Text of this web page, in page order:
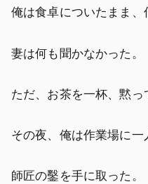
俺は食卓についたまま、
妻は何も聞かなかった。
ただ、お茶を一杯、黙っ
その夜、俺は作業場に一
師匠の鑿を手に取った。